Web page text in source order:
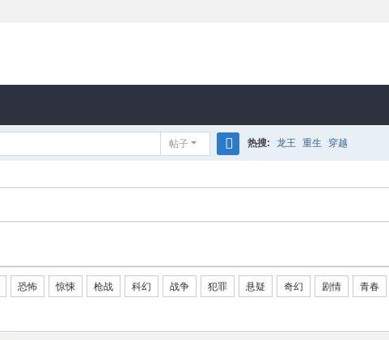
帖子
索
热搜: 龙王 重生 穿越
恐怖 惊悚 枪战 科幻 战争 犯罪 悬疑 奇幻 剧情 青春